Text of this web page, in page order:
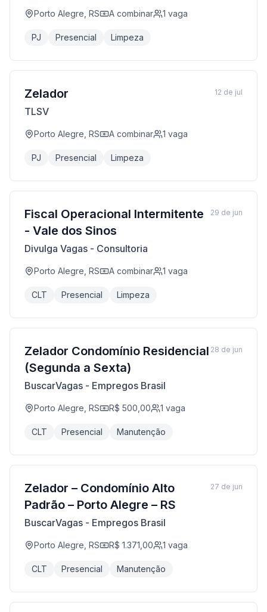
Porto Alegre, RS A combinar 1 vaga
PJ Presencial Limpeza
Zelador
TLSV
Porto Alegre, RS A combinar 1 vaga
PJ Presencial Limpeza
12 de jul
Fiscal Operacional Intermitente
- Vale dos Sinos
Divulga Vagas - Consultoria
Porto Alegre, RS A combinar 1 vaga
CLT Presencial Limpeza
29 de jun
Zelador Condomínio Residencial
(Segunda a Sexta)
BuscarVagas - Empregos Brasil
Porto Alegre, RS R$ 500,00 1 vaga
CLT Presencial Manutenção
28 de jun
Zelador – Condomínio Alto
Padrão – Porto Alegre – RS
BuscarVagas - Empregos Brasil
Porto Alegre, RS R$ 1.371,00 1 vaga
CLT Presencial Manutenção
27 de jun